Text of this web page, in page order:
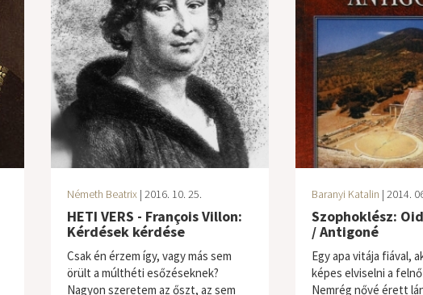
Németh Beatrix | 2016. 10. 25.
HETI VERS - François Villon:
Kérdések kérdése
Csak én érzem így, vagy más sem
örült a múlthéti esőzéseknek?
Nagyon szeretem az őszt, az sem
Baranyi Katalin | 2014.
Szophoklész:
/ Antigoné
Egy apa vitája fiával,
képes elviselni a
Nemrég nővé érett